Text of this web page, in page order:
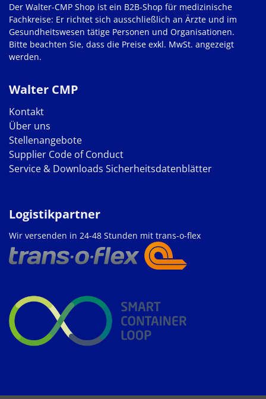
Walter CMP
Kontakt
Über uns
Stellenangebote
Supplier Code of Conduct
Service & Downloads Sicherheitsdatenblätter
Der Walter-CMP Shop ist ein B2B-Shop für medizinische
Fachkreise: Er richtet sich ausschließlich an Ärzte und im
Gesundheitswesen tätige Personen und Organisationen.
Bitte beachten Sie, dass die Preise exkl. MwSt. angezeigt
werden.
Logistikpartner
Wir versenden in 24-48 Stunden mit trans-o-flex